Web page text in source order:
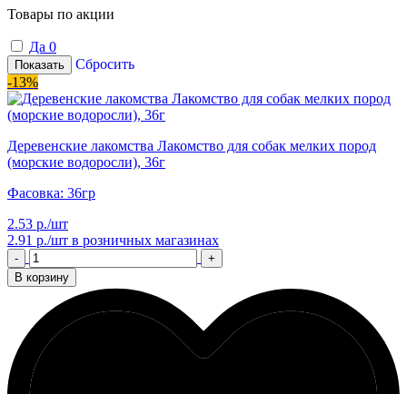
Товары по акции
Да 0
Показать
Сбросить
-13%
Деревенские лакомства Лакомство для собак мелких пород
(морские водоросли), 36г
Фасовка: 36гр
2.53 р./шт
2.91 р./шт в розничных магазинах
-
+
В корзину